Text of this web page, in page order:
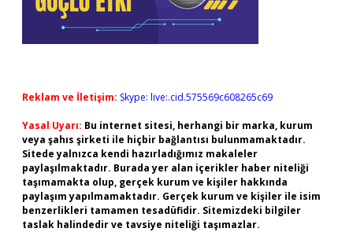
Reklam ve İletişim: Skype: live:.cid.575569c608265c69
Yasal Uyarı: Bu internet sitesi, herhangi bir marka, kurum
veya şahıs şirketi ile hiçbir bağlantısı bulunmamaktadır.
Sitede yalnızca kendi hazırladığımız makaleler
paylaşılmaktadır. Burada yer alan içerikler haber niteliği
taşımamakta olup, gerçek kurum ve kişiler hakkında
paylaşım yapılmamaktadır. Gerçek kurum ve kişiler ile isim
benzerlikleri tamamen tesadüfidir. Sitemizdeki bilgiler
taslak halindedir ve tavsiye niteliği taşımazlar.